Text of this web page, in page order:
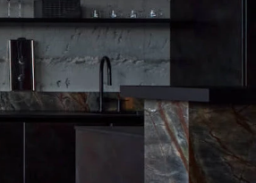
Wydanie papieroweWydanie cyfrowe